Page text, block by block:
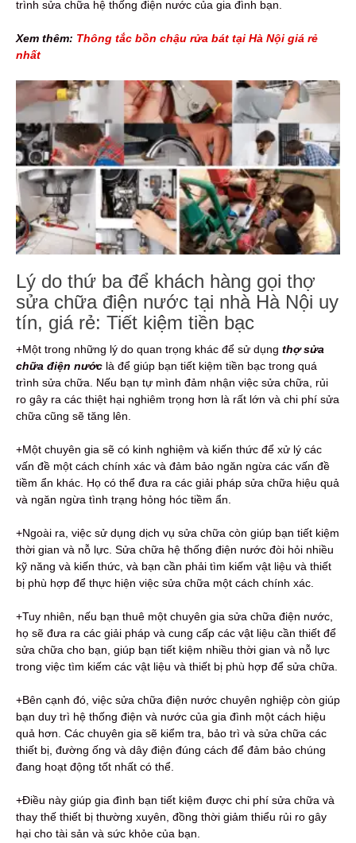
trình sửa chữa hệ thống điện nước của gia đình bạn.
Xem thêm: Thông tắc bồn chậu rửa bát tại Hà Nội giá rẻ
nhất
Lý do thứ ba để khách hàng gọi thợ
sửa chữa điện nước tại nhà Hà Nội uy
tín, giá rẻ: Tiết kiệm tiền bạc
+Một trong những lý do quan trọng khác để sử dụng thợ sửa
chữa điện nước là để giúp bạn tiết kiệm tiền bạc trong quá
trình sửa chữa. Nếu bạn tự mình đảm nhận việc sửa chữa, rủi
ro gây ra các thiệt hại nghiêm trọng hơn là rất lớn và chi phí sửa
chữa cũng sẽ tăng lên.
+Một chuyên gia sẽ có kinh nghiệm và kiến thức để xử lý các
vấn đề một cách chính xác và đảm bảo ngăn ngừa các vấn đề
tiềm ẩn khác. Họ có thể đưa ra các giải pháp sửa chữa hiệu quả
và ngăn ngừa tình trạng hỏng hóc tiềm ẩn.
+Ngoài ra, việc sử dụng dịch vụ sửa chữa còn giúp bạn tiết kiệm
thời gian và nỗ lực. Sửa chữa hệ thống điện nước đòi hỏi nhiều
kỹ năng và kiến thức, và bạn cần phải tìm kiếm vật liệu và thiết
bị phù hợp để thực hiện việc sửa chữa một cách chính xác.
+Tuy nhiên, nếu bạn thuê một chuyên gia sửa chữa điện nước,
họ sẽ đưa ra các giải pháp và cung cấp các vật liệu cần thiết để
sửa chữa cho bạn, giúp bạn tiết kiệm nhiều thời gian và nỗ lực
trong việc tìm kiếm các vật liệu và thiết bị phù hợp để sửa chữa.
+Bên cạnh đó, việc sửa chữa điện nước chuyên nghiệp còn giúp
bạn duy trì hệ thống điện và nước của gia đình một cách hiệu
quả hơn. Các chuyên gia sẽ kiểm tra, bảo trì và sửa chữa các
thiết bị, đường ống và dây điện đúng cách để đảm bảo chúng
đang hoạt động tốt nhất có thể.
+Điều này giúp gia đình bạn tiết kiệm được chi phí sửa chữa và
thay thế thiết bị thường xuyên, đồng thời giảm thiểu rủi ro gây
hại cho tài sản và sức khỏe của bạn.